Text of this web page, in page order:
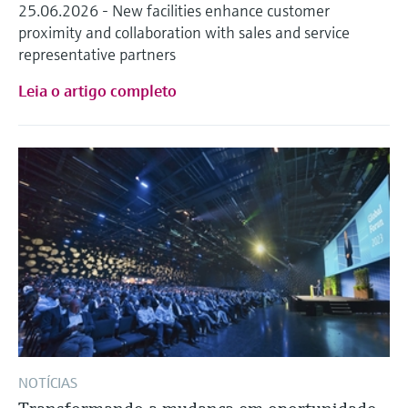
25.06.2026 - New facilities enhance customer
proximity and collaboration with sales and service
representative partners
Leia o artigo completo
NOTÍCIAS